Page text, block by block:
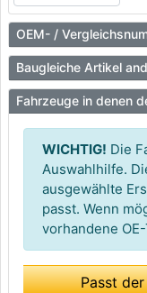
OEM- /
Baugleiche Artikel
Fahrzeuge in denen
WICHTIG! Die
Auswahlhilfe.
ausgewählte
passt. Wenn
vorhandene
Passt